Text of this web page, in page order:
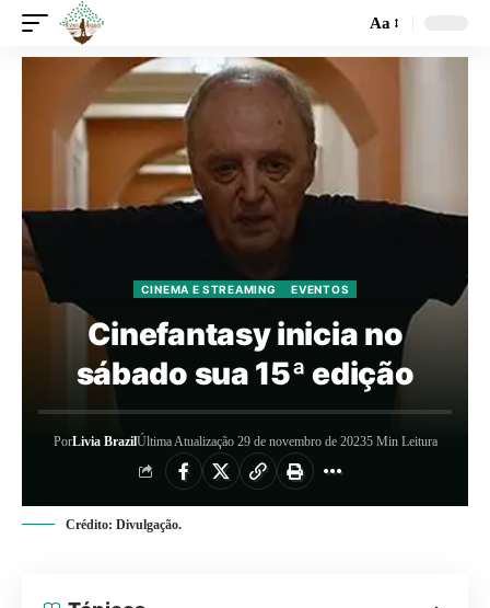
Aa
CINEMA E STREAMING EVENTOS
Cinefantasy inicia no
sábado sua 15ª edição
PorLivia BrazilÚltima Atualização 29 de novembro de 20235 Min Leitura
Crédito: Divulgação.